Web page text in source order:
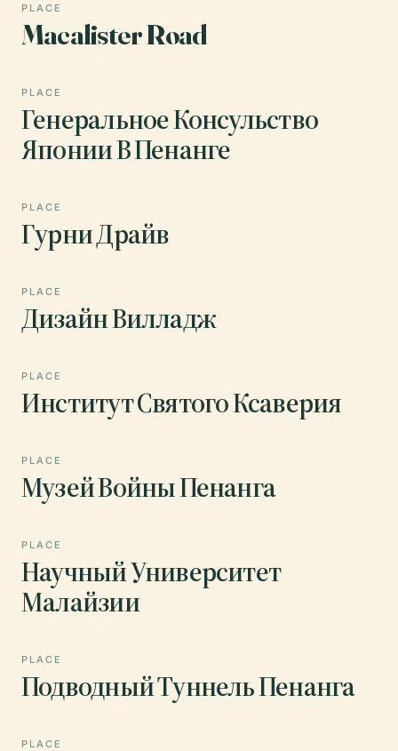
PLACE
Macalister Road
PLACE
Генеральное Консульство
Японии В Пенанге
PLACE
Гурни Драйв
PLACE
Дизайн Вилладж
PLACE
Институт Святого Ксаверия
PLACE
Музей Войны Пенанга
PLACE
Научный Университет
Малайзии
PLACE
Подводный Туннель Пенанга
PLACE